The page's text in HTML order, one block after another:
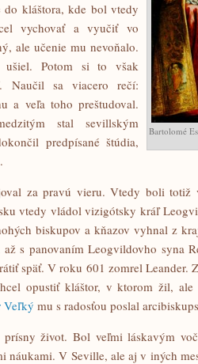
Bartolomé
do kláštora, kde bol vtedy
vychovať a vyučiť vo
ale učenie mu nevoňalo.
ušiel. Potom si to však
Naučil sa viacero rečí:
a veľa toho preštudoval.
stal sevillským
predpísané štúdia,
za pravú vieru. Vtedy boli totiž
vtedy vládol vizigótsky kráľ
biskupov a kňazov vyhnal z
s panovaním Leogvildovho syna
späť. V roku 601 zomrel Leander.
opustiť kláštor, v ktorom žil,
Veľký mu s radosťou poslal
život. Bol veľmi láskavým
V Seville, ale aj v iných